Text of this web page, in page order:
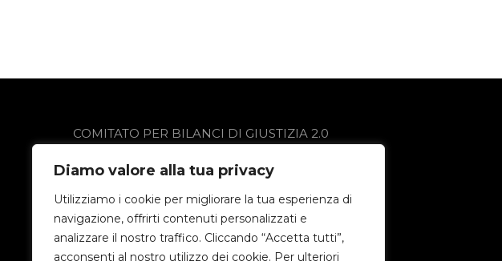
Diamo valore alla tua privacy
Utilizziamo i cookie per migliorare la tua esperienza di
navigazione, offrirti contenuti personalizzati e
analizzare il nostro traffico. Cliccando “Accetta tutti”,
acconsenti al nostro utilizzo dei cookie. Per ulteriori
COMITATO PER BILANCI DI GIUSTIZIA 2.0
24021 Albino (BG)
Privacy Policy